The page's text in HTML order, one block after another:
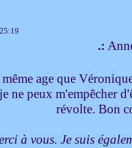
.:
age que
ne peux m'empêcher
révolte. Bon
à vous. Je suis